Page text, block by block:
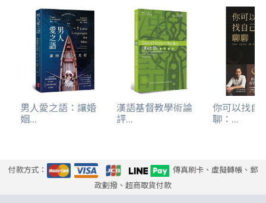
財商教育學院主席羅狄倫
介紹
財商教育學院
財商教育慈善基金會
男人愛之語：讓婚
姻...
漢語基督教學術論
評...
你可以找自
聊：...
付款方式：
傳真刷卡、虛擬轉帳、郵
政劃撥、超商取貨付款